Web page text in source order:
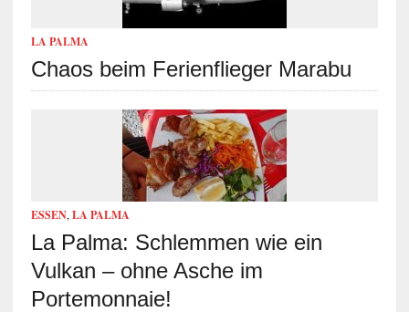
LA PALMA
Chaos beim Ferienflieger Marabu
ESSEN, LA PALMA
La Palma: Schlemmen wie ein
Vulkan – ohne Asche im
Portemonnaie!